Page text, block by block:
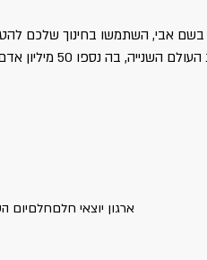
אבי, השתמשו בחינוך שלכם
מיליון אדם, ומהינהם שישה מיליון יהודים.
ארגון יוצאי חלםחלםיום